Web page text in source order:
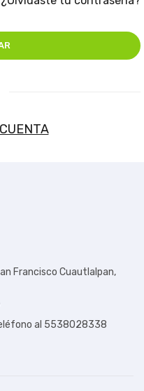
Francisco Cuautlalpan,
al 5538028338